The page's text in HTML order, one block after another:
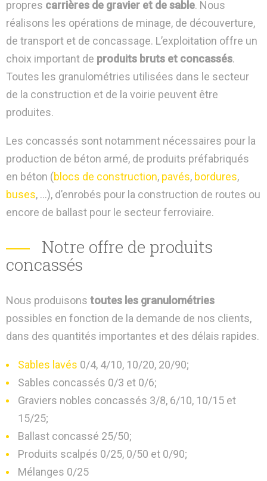
propres carrières de gravier et de sable. Nous
réalisons les opérations de minage, de découverture,
de transport et de concassage. L’exploitation offre un
choix important de produits bruts et concassés.
Toutes les granulométries utilisées dans le secteur
de la construction et de la voirie peuvent être
produites.
Les concassés sont notamment nécessaires pour la
production de béton armé, de produits préfabriqués
en béton (blocs de construction, pavés, bordures,
buses, …), d’enrobés pour la construction de routes ou
encore de ballast pour le secteur ferroviaire.
Notre offre de produits
concassés
Nous produisons toutes les granulométries
possibles en fonction de la demande de nos clients,
dans des quantités importantes et des délais rapides.
Sables lavés 0/4, 4/10, 10/20, 20/90;
Sables concassés 0/3 et 0/6;
Graviers nobles concassés 3/8, 6/10, 10/15 et
15/25;
Ballast concassé 25/50;
Produits scalpés 0/25, 0/50 et 0/90;
Mélanges 0/25